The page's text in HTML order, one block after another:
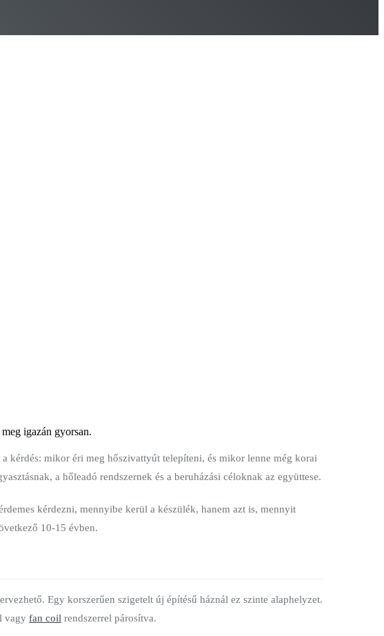
igazán gyorsan.
kérdés: mikor éri meg hőszivattyút telepíteni, és mikor lenne még korai
a hőleadó rendszernek és a beruházási céloknak az együttese.
kérdezni, mennyibe kerül a készülék, hanem azt is, mennyit
10-15 évben.
Egy korszerűen szigetelt új építésű háznál ez szinte alaphelyzet.
vagy fan coil rendszerrel párosítva.